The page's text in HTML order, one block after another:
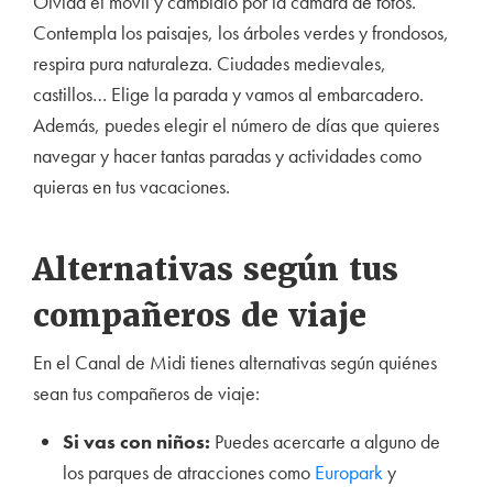
Contempla los paisajes, los árboles verdes y frondosos,
respira pura naturaleza. Ciudades medievales,
castillos… Elige la parada y vamos al embarcadero.
Además, puedes elegir el número de días que quieres
navegar y hacer tantas paradas y actividades como
quieras en tus vacaciones.
Alternativas según tus
compañeros de viaje
En el Canal de Midi tienes alternativas según quiénes
sean tus compañeros de viaje:
Si vas con niños: Puedes acercarte a alguno de
los parques de atracciones como Europarky